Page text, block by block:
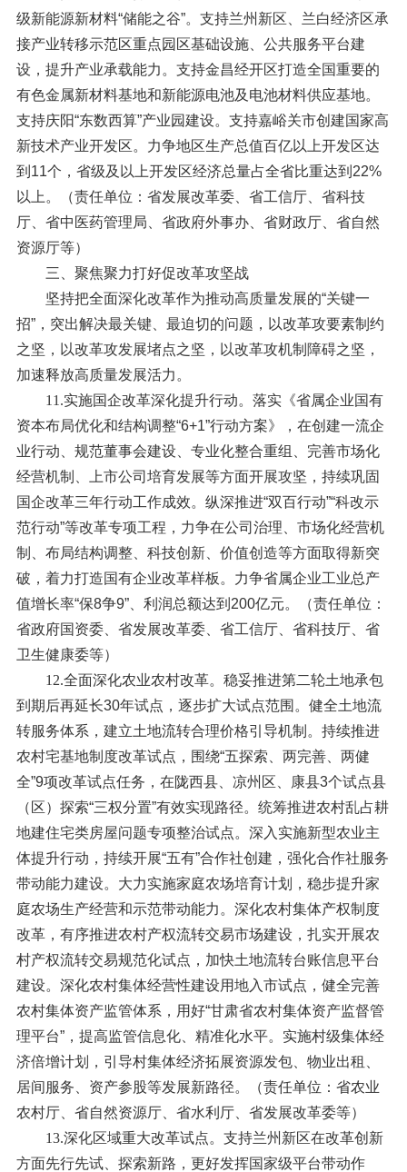
级新能源新材料“储能之谷”。支持兰州新区、兰白经济区承
接产业转移示范区重点园区基础设施、公共服务平台建
设，提升产业承载能力。支持金昌经开区打造全国重要的
有色金属新材料基地和新能源电池及电池材料供应基地。
支持庆阳“东数西算”产业园建设。支持嘉峪关市创建国家高
新技术产业开发区。力争地区生产总值百亿以上开发区达
到11个，省级及以上开发区经济总量占全省比重达到22%
以上。（责任单位：省发展改革委、省工信厅、省科技
厅、省中医药管理局、省政府外事办、省财政厅、省自然
资源厅等）
三、聚焦聚力打好促改革攻坚战
坚持把全面深化改革作为推动高质量发展的“关键一
招”，突出解决最关键、最迫切的问题，以改革攻要素制约
之坚，以改革攻发展堵点之坚，以改革攻机制障碍之坚，
加速释放高质量发展活力。
11.实施国企改革深化提升行动。 落实《省属企业国有
资本布局优化和结构调整“6+1”行动方案》，在创建一流企
业行动、规范董事会建设、专业化整合重组、完善市场化
经营机制、上市公司培育发展等方面开展攻坚，持续巩固
国企改革三年行动工作成效。纵深推进“双百行动”“科改示
范行动”等改革专项工程，力争在公司治理、市场化经营机
制、布局结构调整、科技创新、价值创造等方面取得新突
破，着力打造国有企业改革样板。力争省属企业工业总产
值增长率“保8争9”、利润总额达到200亿元。（责任单位：
省政府国资委、省发展改革委、省工信厅、省科技厅、省
卫生健康委等）
12.全面深化农业农村改革。 稳妥推进第二轮土地承包
到期后再延长30年试点，逐步扩大试点范围。健全土地流
转服务体系，建立土地流转合理价格引导机制。持续推进
农村宅基地制度改革试点，围绕“五探索、两完善、两健
全”9项改革试点任务，在陇西县、凉州区、康县3个试点县
（区）探索“三权分置”有效实现路径。统筹推进农村乱占耕
地建住宅类房屋问题专项整治试点。深入实施新型农业主
体提升行动，持续开展“五有”合作社创建，强化合作社服务
带动能力建设。大力实施家庭农场培育计划，稳步提升家
庭农场生产经营和示范带动能力。深化农村集体产权制度
改革，有序推进农村产权流转交易市场建设，扎实开展农
村产权流转交易规范化试点，加快土地流转台账信息平台
建设。深化农村集体经营性建设用地入市试点，健全完善
农村集体资产监管体系，用好“甘肃省农村集体资产监督管
理平台”，提高监管信息化、精准化水平。实施村级集体经
济倍增计划，引导村集体经济拓展资源发包、物业出租、
居间服务、资产参股等发展新路径。（责任单位：省农业
农村厅、省自然资源厅、省水利厅、省发展改革委等）
13.深化区域重大改革试点。 支持兰州新区在改革创新
方面先行先试、探索新路，更好发挥国家级平台带动作